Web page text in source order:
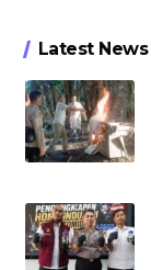
Latest News